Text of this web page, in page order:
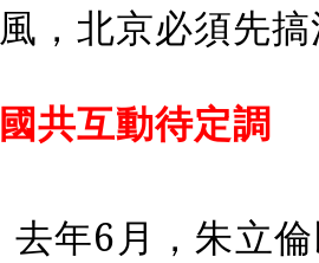
風，北京必須先
國共互動待定調
去年6月，朱立